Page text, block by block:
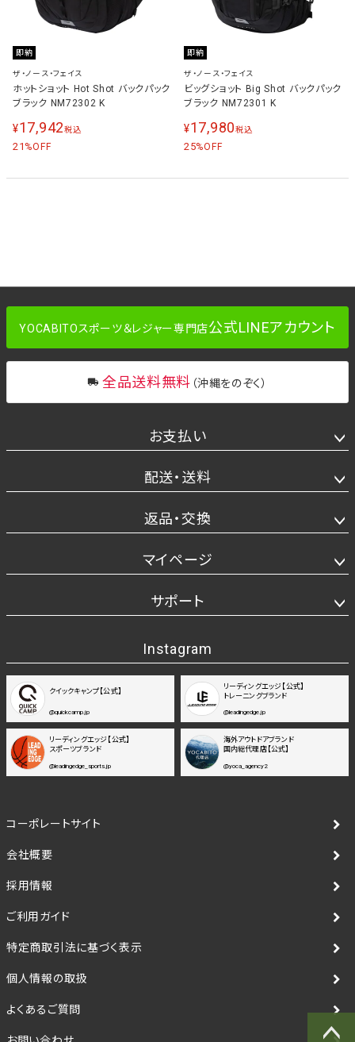
即納
ザ・ノース・フェイス
ホットショット Hot Shot バックパック
ブラック NM72302 K
¥17,942税込
21 %OFF
即納
ザ・ノース・フェイス
ビッグショット Big Shot バックパック
ブラック NM72301 K
¥17,980税込
25%OFF
YOCABITOスポーツ＆レジャー専門店公式LINEアカウント
全品送料無料 （沖縄をのぞく）
お支払い
配送・送料
返品・交換
マイページ
サポート
Instagram
クイックキャンプ【公式】
@quickcamp.jp
リーディングエッジ【公式】
トレーニングブランド
@leadingedge.jp
リーディングエッジ【公式】
スポーツブランド
@leadingedge_sports.jp
海外アウトドアブランド
国内総代理店【公式】
@yoca_agency2
コーポレートサイト
会社概要
採用情報
ご利用ガイド
特定商取引法に基づく表示
個人情報の取扱
よくあるご質問